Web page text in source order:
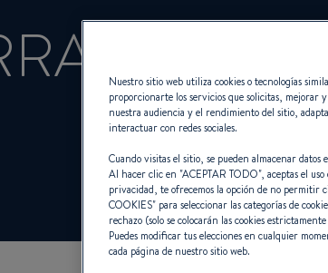
Concesionario
Nuestro sitio web utiliza cookies o tecnologías
proporcionarte los servicios que solicitas, mejorar
nuestra audiencia y el rendimiento del sitio,
interactuar con redes sociales.
Cuando visitas el sitio, se pueden almacenar
Al hacer clic en "ACEPTAR TODO", aceptas el
privacidad, te ofrecemos la opción de no permitir
COOKIES" para seleccionar las categorías de
rechazo (solo se colocarán las cookies
Puedes modificar tus elecciones en cualquier
cada página de nuestro sitio web.